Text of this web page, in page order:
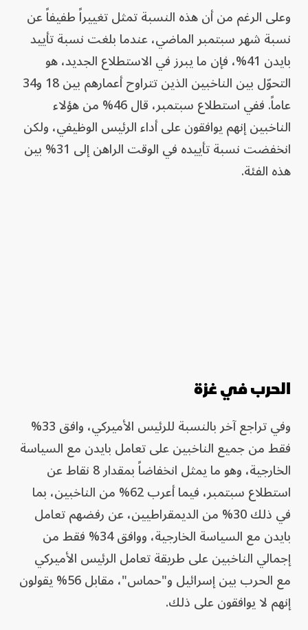
وعلى الرغم من أن هذه النسبة تمثل تغييراً طفيفاً عن
نسبة شهر سبتمبر الماضي، عندما بلغت نسبة تأييد
بايدن 41%، فإن ما يبرز في الاستطلاع الجديد، هو
التحوّل بين الناخبين الذين تتراوح أعمارهم بين 18 و34
عاماً. ففي استطلاع سبتمبر، قال 46% من هؤلاء
الناخبين إنهم يوافقون على أداء الرئيس الوظيفي، ولكن
انخفضت نسبة تأييده في الوقت الراهن إلى 31% بين
هذه الفئة.
الحرب في غزة
وفي تراجع آخر بالنسبة للرئيس الأميركي، وافق 33%
فقط من جميع الناخبين على تعامل بايدن مع السياسة
الخارجية، وهو ما يمثل انخفاضاً بمقدار 8 نقاط عن
استطلاع سبتمبر، فيما أعرب 62% من الناخبين، بما
في ذلك 30% من الديمقراطيين، عن رفضهم تعامل
بايدن مع السياسة الخارجية، ووافق 34% فقط من
إجمالي الناخبين على طريقة تعامل الرئيس الأميركي
مع الحرب بين إسرائيل و"حماس"، مقابل 56% يقولون
إنهم لا يوافقون على ذلك.